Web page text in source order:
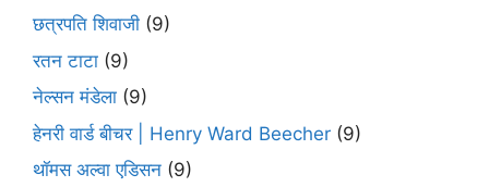
छत्रपति शिवाजी (9)
रतन टाटा (9)
नेल्सन मंडेला (9)
हेनरी वार्ड बीचर | Henry Ward Beecher (9)
थॉमस अल्वा एडिसन (9)